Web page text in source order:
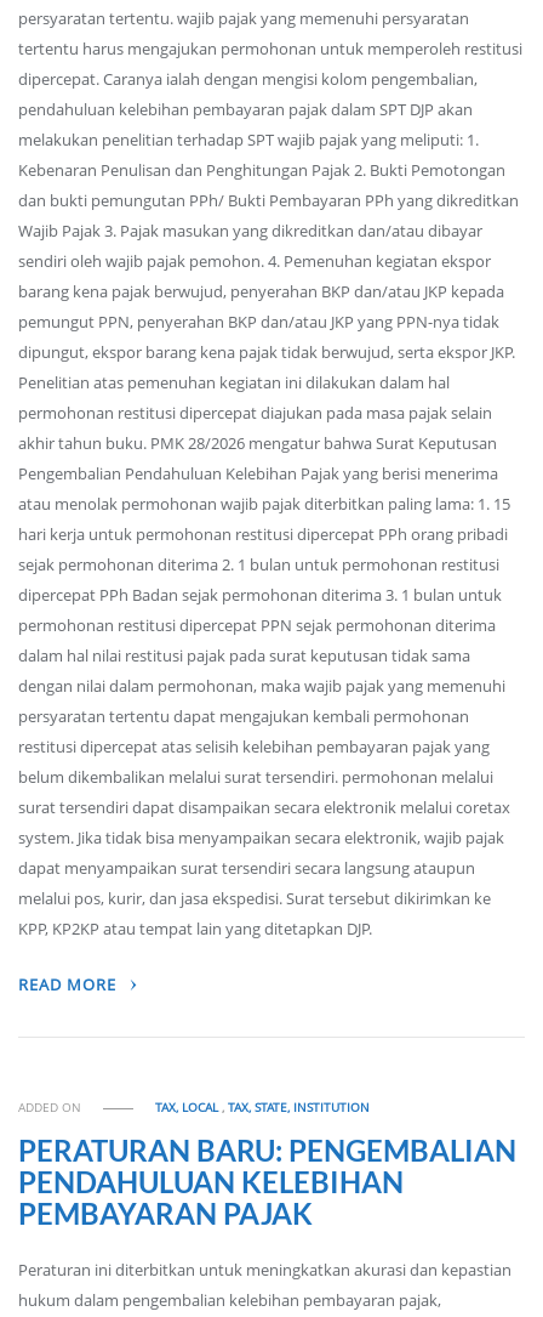
persyaratan tertentu. wajib pajak yang memenuhi persyaratan
tertentu harus mengajukan permohonan untuk memperoleh restitusi
dipercepat. Caranya ialah dengan mengisi kolom pengembalian,
pendahuluan kelebihan pembayaran pajak dalam SPT DJP akan
melakukan penelitian terhadap SPT wajib pajak yang meliputi: 1.
Kebenaran Penulisan dan Penghitungan Pajak 2. Bukti Pemotongan
dan bukti pemungutan PPh/ Bukti Pembayaran PPh yang dikreditkan
Wajib Pajak 3. Pajak masukan yang dikreditkan dan/atau dibayar
sendiri oleh wajib pajak pemohon. 4. Pemenuhan kegiatan ekspor
barang kena pajak berwujud, penyerahan BKP dan/atau JKP kepada
pemungut PPN, penyerahan BKP dan/atau JKP yang PPN-nya tidak
dipungut, ekspor barang kena pajak tidak berwujud, serta ekspor JKP.
Penelitian atas pemenuhan kegiatan ini dilakukan dalam hal
permohonan restitusi dipercepat diajukan pada masa pajak selain
akhir tahun buku. PMK 28/2026 mengatur bahwa Surat Keputusan
Pengembalian Pendahuluan Kelebihan Pajak yang berisi menerima
atau menolak permohonan wajib pajak diterbitkan paling lama: 1. 15
hari kerja untuk permohonan restitusi dipercepat PPh orang pribadi
sejak permohonan diterima 2. 1 bulan untuk permohonan restitusi
dipercepat PPh Badan sejak permohonan diterima 3. 1 bulan untuk
permohonan restitusi dipercepat PPN sejak permohonan diterima
dalam hal nilai restitusi pajak pada surat keputusan tidak sama
dengan nilai dalam permohonan, maka wajib pajak yang memenuhi
persyaratan tertentu dapat mengajukan kembali permohonan
restitusi dipercepat atas selisih kelebihan pembayaran pajak yang
belum dikembalikan melalui surat tersendiri. permohonan melalui
surat tersendiri dapat disampaikan secara elektronik melalui coretax
system. Jika tidak bisa menyampaikan secara elektronik, wajib pajak
dapat menyampaikan surat tersendiri secara langsung ataupun
melalui pos, kurir, dan jasa ekspedisi. Surat tersebut dikirimkan ke
KPP, KP2KP atau tempat lain yang ditetapkan DJP.
READ MORE
ADDED ON TAX, LOCAL,TAX, STATE, INSTITUTION
PERATURAN BARU: PENGEMBALIAN
PENDAHULUAN KELEBIHAN
PEMBAYARAN PAJAK
Peraturan ini diterbitkan untuk meningkatkan akurasi dan kepastian
hukum dalam pengembalian kelebihan pembayaran pajak,